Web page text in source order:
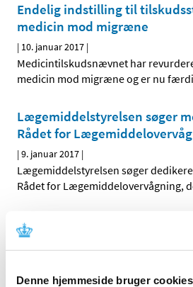
Denne hjemmeside bruger cookies
Endelig indstilling til
medicin mod migræne
| 10. januar 2017 |
Medicintilskudsnævnet har
medicin mod migræne og er nu
Lægemiddelstyrelsen søger
Rådet for
|9. januar 2017 |
Lægemiddelstyrelsen søger
Rådet for Lægemiddelovervågning,
Rekovelle® får generelt tilskud
have generelt tilskud. Rekovelle®